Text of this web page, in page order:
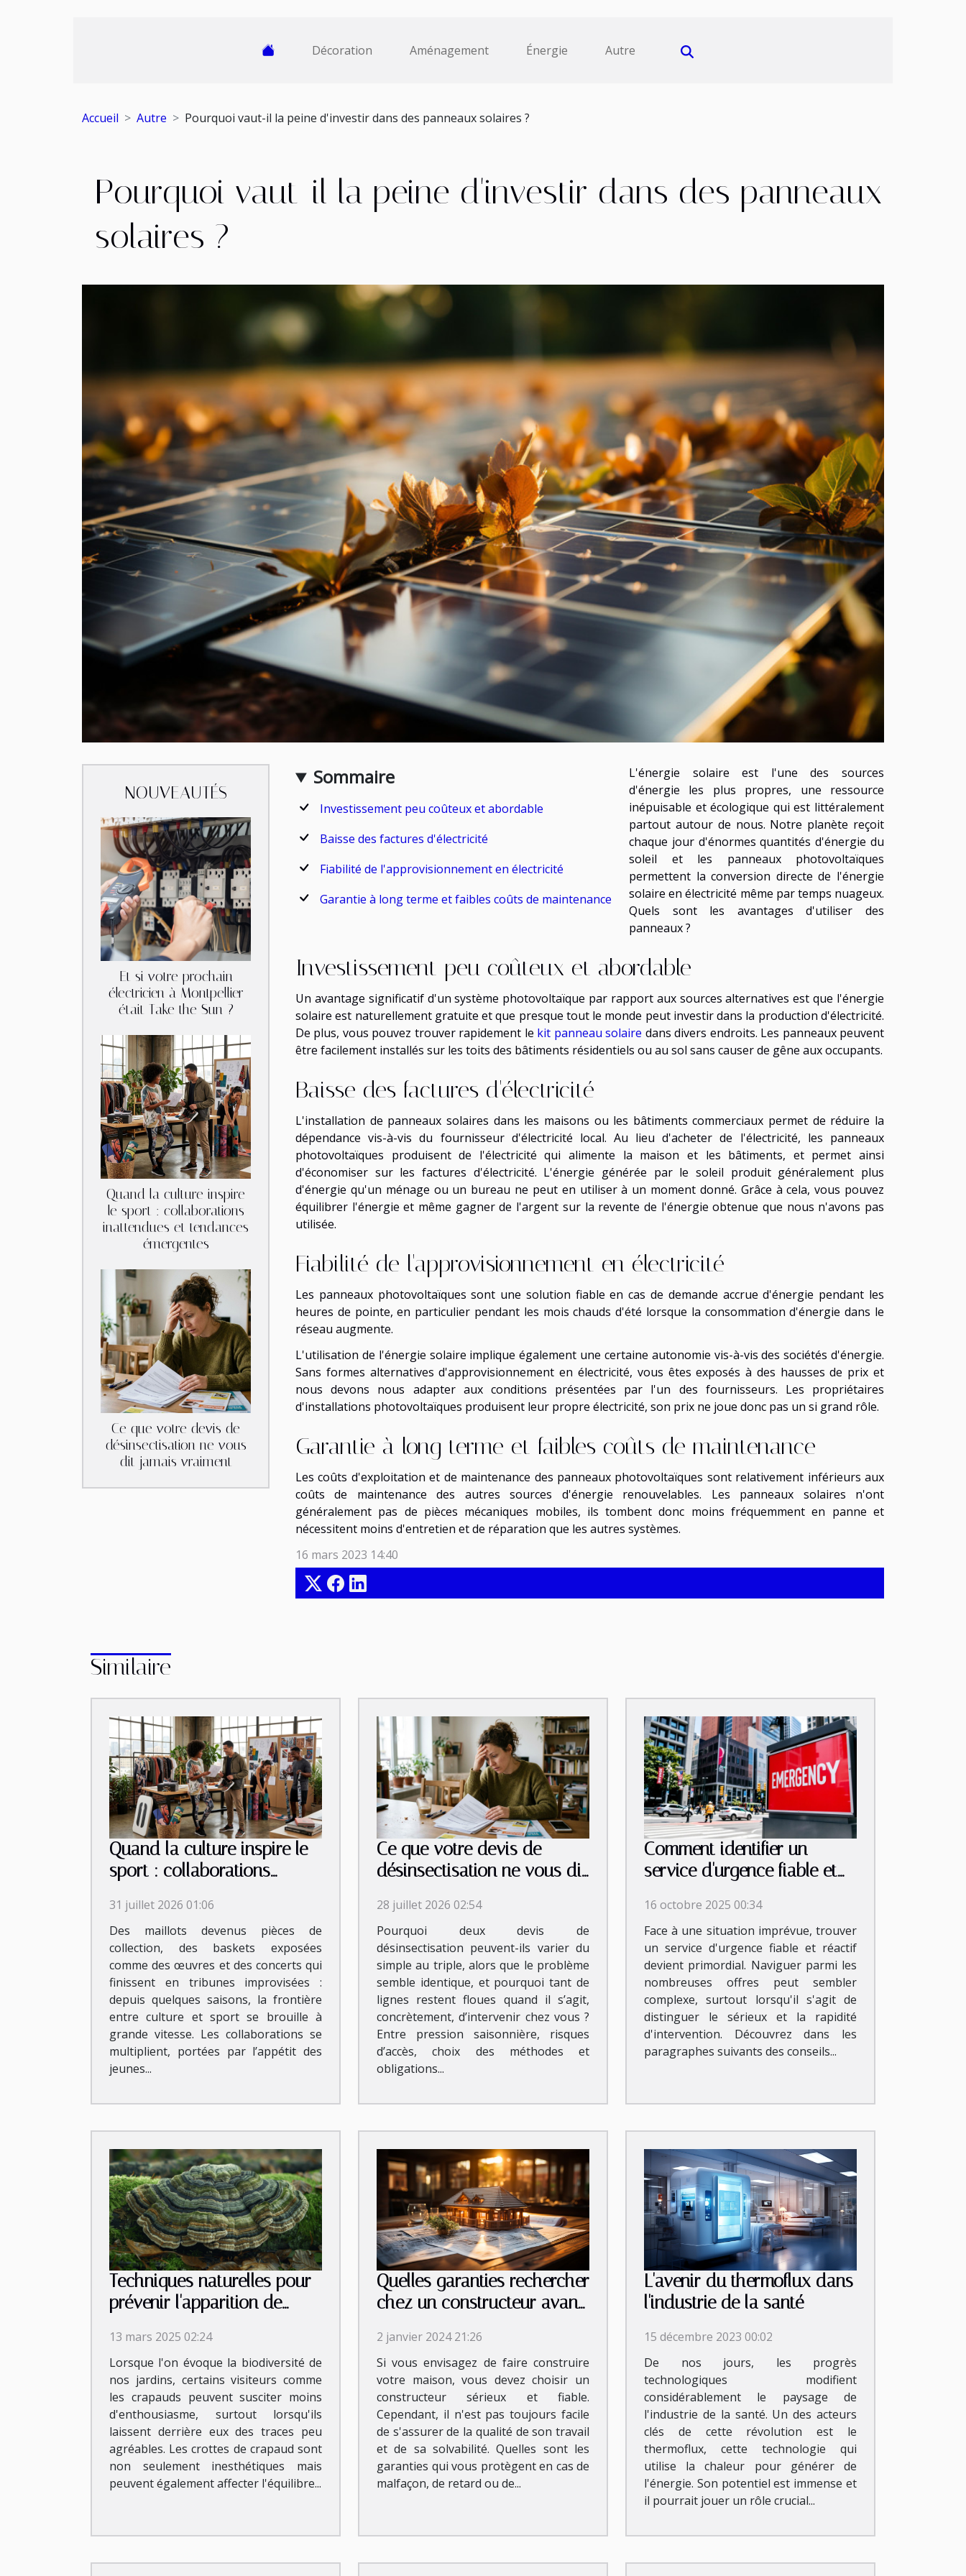
Décoration Aménagement Énergie Autre
Accueil Autre Pourquoi vaut-il la peine d'investir dans des panneaux solaires ?
Pourquoi vaut-il la peine d'investir dans des panneaux
solaires ?
NOUVEAUTÉS
Et si votre prochain
électricien à Montpellier
était Take the Sun ?
Quand la culture inspire
le sport : collaborations
inattendues et tendances
émergentes
Ce que votre devis de
désinsectisation ne vous
dit jamais vraiment
Sommaire
Investissement peu coûteux et abordable
Baisse des factures d'électricité
Fiabilité de l'approvisionnement en électricité
Garantie à long terme et faibles coûts de maintenance
L'énergie solaire est l'une des sources
d'énergie les plus propres, une ressource
inépuisable et écologique qui est littéralement
partout autour de nous. Notre planète reçoit
chaque jour d'énormes quantités d'énergie du
soleil et les panneaux photovoltaïques
permettent la conversion directe de l'énergie
solaire en électricité même par temps nuageux.
Quels sont les avantages d'utiliser des
panneaux ?
Investissement peu coûteux et abordable
Un avantage significatif d'un système photovoltaïque par rapport aux sources alternatives est que l'énergie
solaire est naturellement gratuite et que presque tout le monde peut investir dans la production d'électricité.
De plus, vous pouvez trouver rapidement le kit panneau solaire dans divers endroits. Les panneaux peuvent
être facilement installés sur les toits des bâtiments résidentiels ou au sol sans causer de gêne aux occupants.
Baisse des factures d'électricité
L'installation de panneaux solaires dans les maisons ou les bâtiments commerciaux permet de réduire la
dépendance vis-à-vis du fournisseur d'électricité local. Au lieu d'acheter de l'électricité, les panneaux
photovoltaïques produisent de l'électricité qui alimente la maison et les bâtiments, et permet ainsi
d'économiser sur les factures d'électricité. L'énergie générée par le soleil produit généralement plus
d'énergie qu'un ménage ou un bureau ne peut en utiliser à un moment donné. Grâce à cela, vous pouvez
équilibrer l'énergie et même gagner de l'argent sur la revente de l'énergie obtenue que nous n'avons pas
utilisée.
Fiabilité de l'approvisionnement en électricité
Les panneaux photovoltaïques sont une solution fiable en cas de demande accrue d'énergie pendant les
heures de pointe, en particulier pendant les mois chauds d'été lorsque la consommation d'énergie dans le
réseau augmente.
L'utilisation de l'énergie solaire implique également une certaine autonomie vis-à-vis des sociétés d'énergie.
Sans formes alternatives d'approvisionnement en électricité, vous êtes exposés à des hausses de prix et
nous devons nous adapter aux conditions présentées par l'un des fournisseurs. Les propriétaires
d'installations photovoltaïques produisent leur propre électricité, son prix ne joue donc pas un si grand rôle.
Garantie à long terme et faibles coûts de maintenance
Les coûts d'exploitation et de maintenance des panneaux photovoltaïques sont relativement inférieurs aux
coûts de maintenance des autres sources d'énergie renouvelables. Les panneaux solaires n'ont
généralement pas de pièces mécaniques mobiles, ils tombent donc moins fréquemment en panne et
nécessitent moins d'entretien et de réparation que les autres systèmes.
16 mars 2023 14:40
Similaire
Quand la culture inspire le
sport : collaborations
émergentes
31 juillet 2026 01:06
Des maillots devenus pièces de
collection, des baskets exposées
comme des œuvres et des concerts qui
finissent en tribunes improvisées :
depuis quelques saisons, la frontière
entre culture et sport se brouille à
grande vitesse. Les collaborations se
multiplient, portées par l’appétit des
jeunes...
Ce que votre devis de
désinsectisation ne vous dit
28 juillet 2026 02:54
Pourquoi deux devis de
désinsectisation peuvent-ils varier du
simple au triple, alors que le problème
semble identique, et pourquoi tant de
lignes restent floues quand il s’agit,
concrètement, d’intervenir chez vous ?
Entre pression saisonnière, risques
d’accès, choix des méthodes et
obligations...
Comment identifier un
service d'urgence fiable et
16 octobre 2025 00:34
Face à une situation imprévue, trouver
un service d'urgence fiable et réactif
devient primordial. Naviguer parmi les
nombreuses offres peut sembler
complexe, surtout lorsqu'il s'agit de
distinguer le sérieux et la rapidité
d'intervention. Découvrez dans les
paragraphes suivants des conseils...
Techniques naturelles pour
prévenir l'apparition de
13 mars 2025 02:24
Lorsque l'on évoque la biodiversité de
nos jardins, certains visiteurs comme
les crapauds peuvent susciter moins
d'enthousiasme, surtout lorsqu'ils
laissent derrière eux des traces peu
agréables. Les crottes de crapaud sont
non seulement inesthétiques mais
peuvent également affecter l'équilibre...
Quelles garanties rechercher
chez un constructeur avant
2 janvier 2024 21:26
Si vous envisagez de faire construire
votre maison, vous devez choisir un
constructeur sérieux et fiable.
Cependant, il n'est pas toujours facile
de s'assurer de la qualité de son travail
et de sa solvabilité. Quelles sont les
garanties qui vous protègent en cas de
malfaçon, de retard ou de...
L'avenir du thermoflux dans
l'industrie de la santé
15 décembre 2023 00:02
De nos jours, les progrès
technologiques modifient
considérablement le paysage de
l'industrie de la santé. Un des acteurs
clés de cette révolution est le
thermoflux, cette technologie qui
utilise la chaleur pour générer de
l'énergie. Son potentiel est immense et
il pourrait jouer un rôle crucial...